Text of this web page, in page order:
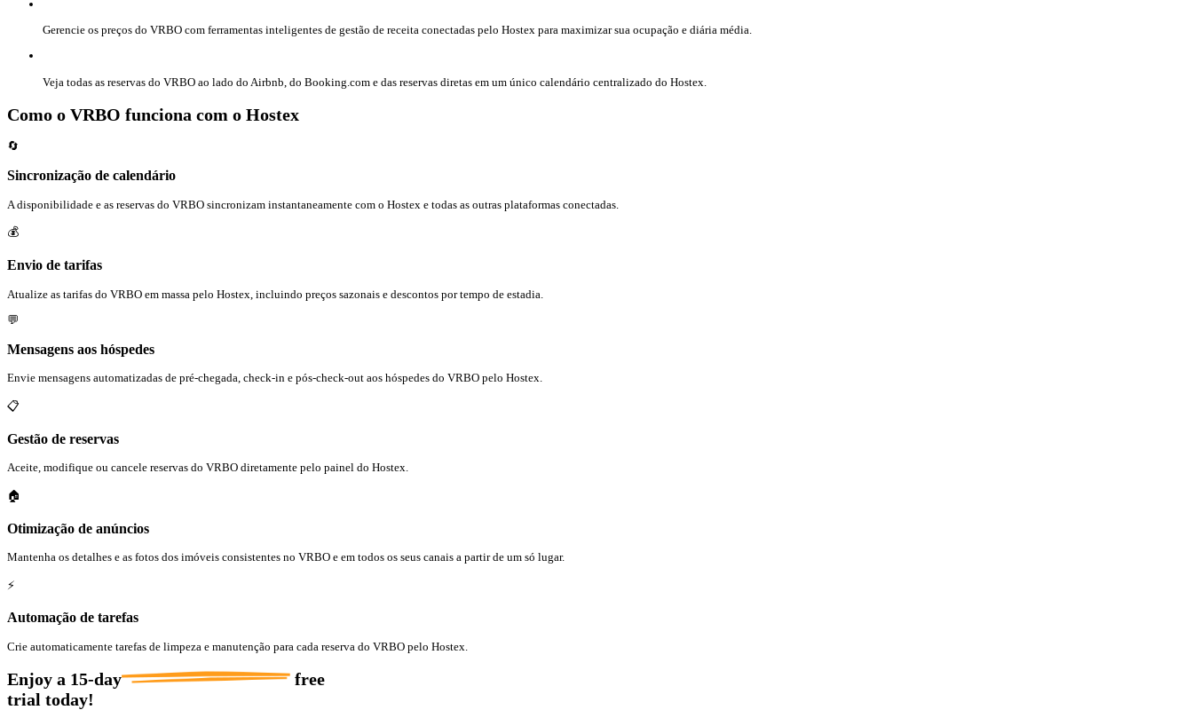
Gerencie os preços do VRBO com ferramentas inteligentes de gestão de receita conectadas pelo Hostex para maximizar sua ocupação e diária média.
Veja todas as reservas do VRBO ao lado do Airbnb, do Booking.com e das reservas diretas em um único calendário centralizado do Hostex.
Como o VRBO funciona com o Hostex
🔄
Sincronização de calendário
A disponibilidade e as reservas do VRBO sincronizam instantaneamente com o Hostex e todas as outras plataformas conectadas.
💰
Envio de tarifas
Atualize as tarifas do VRBO em massa pelo Hostex, incluindo preços sazonais e descontos por tempo de estadia.
💬
Mensagens aos hóspedes
Envie mensagens automatizadas de pré-chegada, check-in e pós-check-out aos hóspedes do VRBO pelo Hostex.
📋
Gestão de reservas
Aceite, modifique ou cancele reservas do VRBO diretamente pelo painel do Hostex.
🏠
Otimização de anúncios
Mantenha os detalhes e as fotos dos imóveis consistentes no VRBO e em todos os seus canais a partir de um só lugar.
⚡
Automação de tarefas
Crie automaticamente tarefas de limpeza e manutenção para cada reserva do VRBO pelo Hostex.
Enjoy a 15-day
free
trial today!